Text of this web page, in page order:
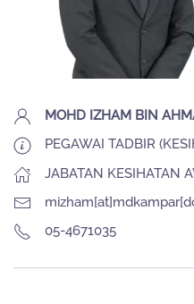
MOHD IZHAM BIN
PEGAWAI TADBIR
JABATAN KESIHATAN
05-4671035